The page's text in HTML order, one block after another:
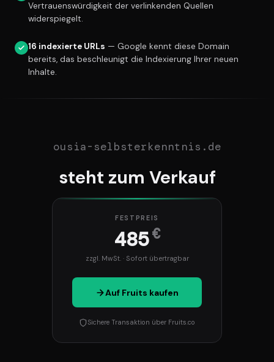
Vertrauenswürdigkeit der verlinkenden Quellen
widerspiegelt.
16 indexierte URLs — Google kennt diese Domain
bereits, das beschleunigt die Indexierung Ihrer neuen
Inhalte.
ousia-selbsterkenntnis.de
steht zum Verkauf
FESTPREIS
485€
zzgl. MwSt. · Sofort übertragbar
Auf Fruits kaufen
Sichere Transaktion über Fruits.co